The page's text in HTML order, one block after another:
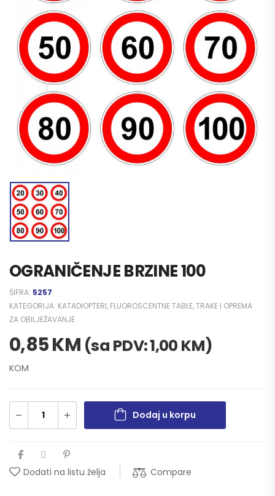
OGRANIČENJE BRZINE 100
ŠIFRA: 5257
KATEGORIJA: KATADIOPTERI, FLUOROSCENTNE TABLE, TRAKE I OPREMA
ZA OBILJEŽAVANJE
0,85KM (sa PDV:1,00 KM)
KOM
Dodaj u korpu
Dodati na listu želja Compare